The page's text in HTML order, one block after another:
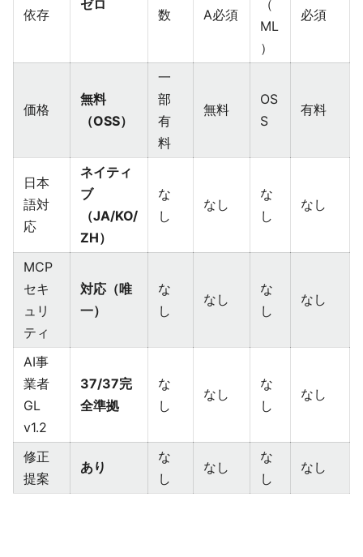
依存
ゼロ
数
A必須
（
ML
）
必須
価格
無料
（OSS）
一
部
有
料
無料
OS
S
有料
日本
語対
応
ネイティ
ブ
（JA/KO/
ZH）
な
し
なし
な
し
なし
MCP
セキ
ュリ
ティ
対応（唯
一）
な
し
なし
な
し
なし
AI事
業者
GL
v1.2
37/37完
全準拠
な
し
なし
な
し
なし
修正
提案
あり
な
し
なし
な
し
なし